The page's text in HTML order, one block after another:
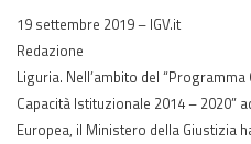
19 settembre 2019 – IGV.it
Redazione
Liguria. Nell’ambito del
Capacità Istituzionale 2014 – 2020”
Europea, il Ministero della Giustizia